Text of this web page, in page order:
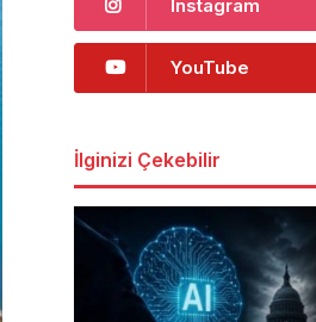
Instagram
YouTube
İlginizi Çekebilir